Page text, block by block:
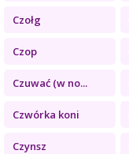
Czołg
Czop
Czuwać (w no...
Czwórka koni
Czynsz